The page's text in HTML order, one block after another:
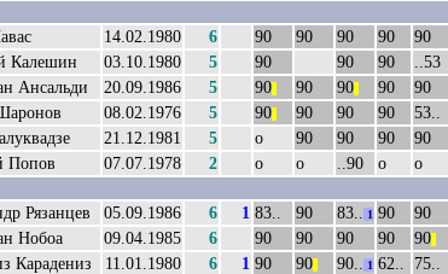
14.02.1980 6 90 90 90 90 90
Калешин 03.10.1980 5 90 90 90 ..53
Ансальди 20.09.1986 5 90|| 90 90|| 90 90
08.02.1976 5 90|| 90 90 90
53..
21.12.1981 5 о 90 90 90 90
Попов 07.07.1978 2 о о ..90 о о
Рязанцев 05.09.1986 6 1 83.. 90 83.. 1 90 90
Нобоа 09.04.1985 6 90 90 90 90 90||
Карадениз 11.01.1980 6 1 90 90|| 90.. 1 62.. 75..